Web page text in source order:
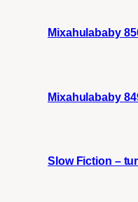
Mixahulababy
Mixahulababy
Slow Fiction –